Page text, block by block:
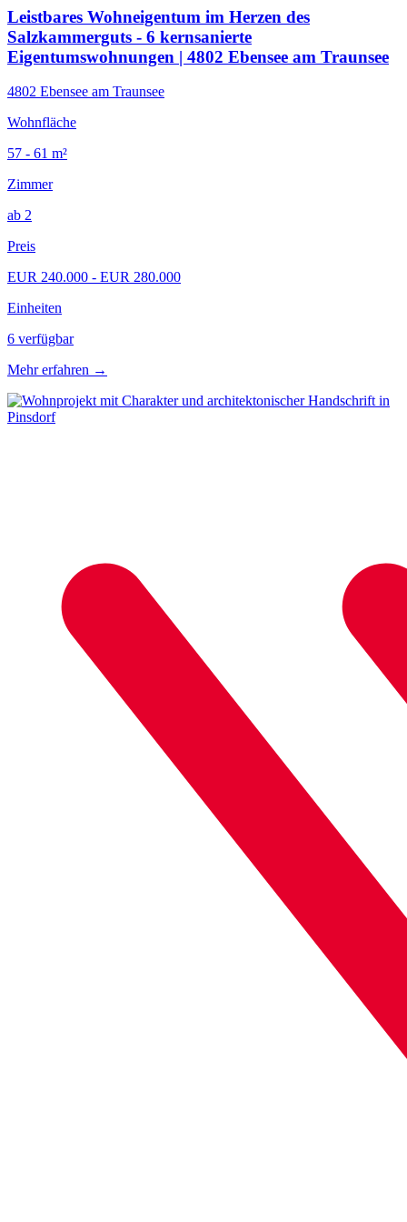
Leistbares Wohneigentum im Herzen des
Salzkammerguts - 6 kernsanierte
Eigentumswohnungen | 4802 Ebensee am Traunsee
4802 Ebensee am Traunsee
Wohnfläche
57 - 61 m²
Zimmer
ab 2
Preis
EUR 240.000 - EUR 280.000
Einheiten
6 verfügbar
Mehr erfahren →